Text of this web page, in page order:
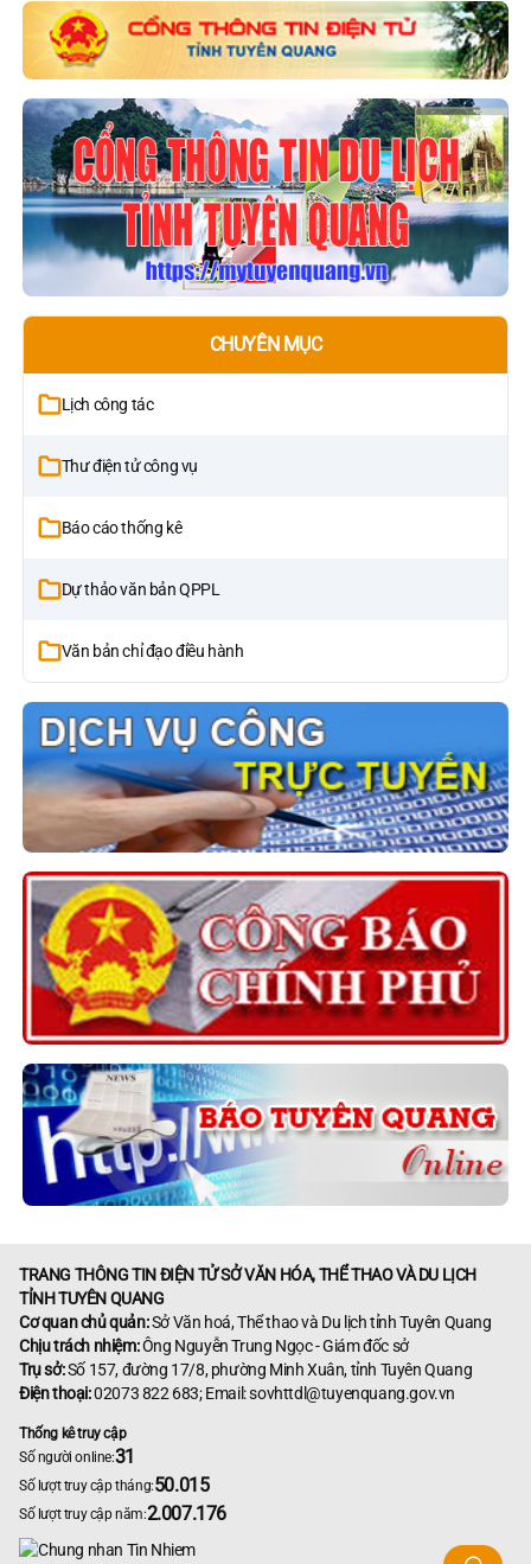
CHUYÊN MỤC
Lịch công tác
Thư điện tử công vụ
Báo cáo thống kê
Dự thảo văn bản QPPL
Văn bản chỉ đạo điều hành
TRANG THÔNG TIN ĐIỆN TỬ SỞ VĂN HÓA, THỂ THAO VÀ DU LỊCH
TỈNH TUYÊN QUANG
Cơ quan chủ quản:Sở Văn hoá, Thể thao và Du lịch tỉnh Tuyên Quang
Chịu trách nhiệm:Ông Nguyễn Trung Ngọc - Giám đốc sở
Trụ sở:Số 157, đường 17/8, phường Minh Xuân, tỉnh Tuyên Quang
Điện thoại:02073 822 683; Email: sovhttdl@tuyenquang.gov.vn
Thống kê truy cập
Số người online:31
Số lượt truy cập tháng:50.015
Số lượt truy cập năm:2.007.176